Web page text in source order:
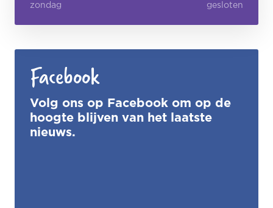
zondag gesloten
Facebook
Volg ons op Facebook om op de
hoogte blijven van het laatste
nieuws.